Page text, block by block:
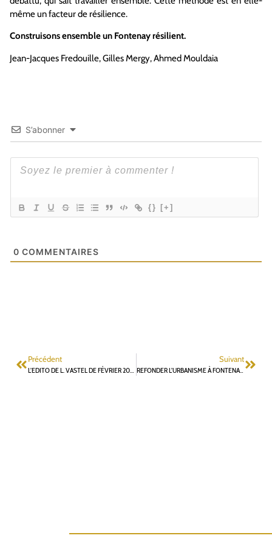
même un facteur de résilience.
Construisons ensemble un Fontenay résilient.
Jean-Jacques Fredouille, Gilles Mergy, Ahmed Mouldaia
S’abonner
{} [+]
0 COMMENTAIRES
Précédent
L’EDITO DE L. VASTEL DE FÉVRIER 2026 : L’EXEMPLE PARFAIT DE LA COMMUNICATION FALLACIEUSE
Suivant
REFONDER L’URBANISME À FONTENAY-AUX-ROSES